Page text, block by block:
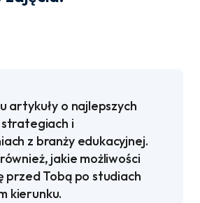
artykuły o najlepszych
i
z branży edukacyjnej.
jakie możliwości
przed Tobą po studiach
kierunku.